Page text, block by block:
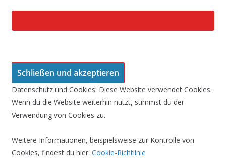
Datenschutz und Cookies: Diese Website verwendet Cookies.
Wenn du die Website weiterhin nutzt, stimmst du der
Verwendung von Cookies zu.
Weitere Informationen, beispielsweise zur Kontrolle von
Cookies, findest du hier: Cookie-Richtlinie